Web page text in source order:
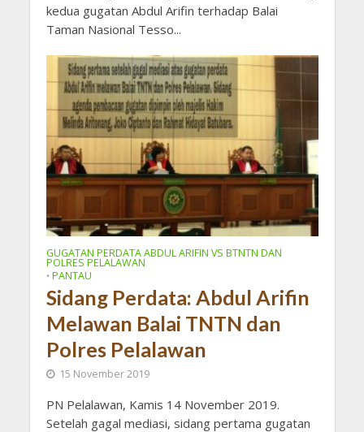
kedua gugatan Abdul Arifin terhadap Balai
Taman Nasional Tesso...
GUGATAN PERDATA ABDUL ARIFIN VS BTNTN DAN
POLRES PELALAWAN
• PANTAU
Sidang Perdata: Abdul Arifin
Melawan Balai TNTN dan
Polres Pelalawan
15 November 2019
PN Pelalawan, Kamis 14 November 2019.
Setelah gagal mediasi, sidang pertama gugatan